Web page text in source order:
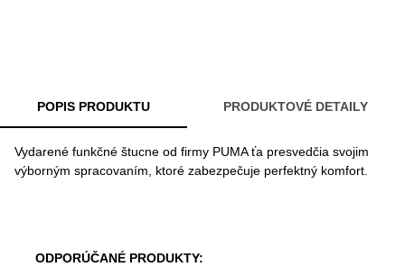
POPIS PRODUKTU PRODUKTOVÉ DETAILY
Vydarené funkčné štucne od firmy PUMA ťa presvedčia svojim
výborným spracovaním, ktoré zabezpečuje perfektný komfort.
ODPORÚČANÉ PRODUKTY: